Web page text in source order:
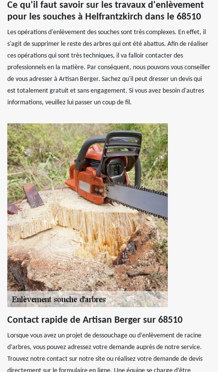
Ce qu'il faut savoir sur les travaux d'enlèvement
pour les souches à Helfrantzkirch dans le 68510
Les opérations d'enlèvement des souches sont très complexes. En effet, il
s'agit de supprimer le reste des arbres qui ont été abattus. Afin de réaliser
ces opérations qui sont très techniques, il va falloir contacter des
professionnels en la matière. Par conséquent, nous pouvons vous conseiller
de vous adresser à Artisan Berger. Sachez qu'il peut dresser un devis qui
est totalement gratuit et sans engagement. Si vous avez besoin d'autres
informations, veuillez lui passer un coup de fil.
Contact rapide de Artisan Berger sur 68510
Lorsque vous avez un projet de dessouchage ou d’enlèvement de racine
d’arbres, vous pouvez adressez votre demande auprès de notre service.
Trouvez notre contact sur notre site ou réalisez votre demande de devis